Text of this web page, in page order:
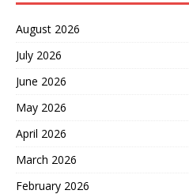
August 2026
July 2026
June 2026
May 2026
April 2026
March 2026
February 2026